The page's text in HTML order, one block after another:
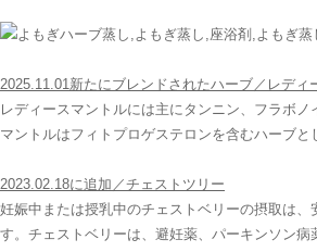
2025.11.01新たにブレンドされたハーブ／レディ
レディースマントルには主にタンニン、フラボ
マントルはフィトプロゲステロンを含むハーブ
2023.02.18に追加／チェストツリー
妊娠中または授乳中のチェストベリーの摂取は
す。チェストベリーは、避妊薬、パーキンソン病